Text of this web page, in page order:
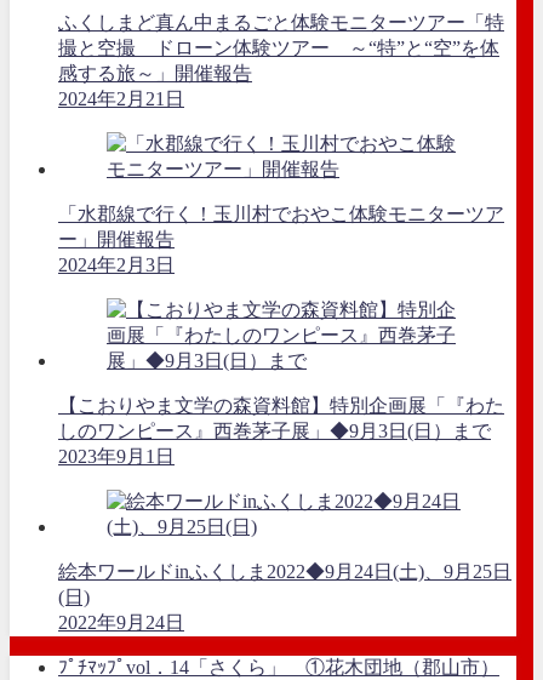
ふくしまど真ん中まるごと体験モニターツアー「特
撮と空撮 ドローン体験ツアー ～“特”と“空”を体
感する旅～」開催報告
2024年2月21日
「水郡線で行く！玉川村でおやこ体験モニターツア
ー」開催報告
2024年2月3日
【こおりやま文学の森資料館】特別企画展「『わた
しのワンピース』西巻茅子展」◆9月3日(日）まで
2023年9月1日
絵本ワールドinふくしま2022◆9月24日(土)、9月25日
(日)
2022年9月24日
ﾌﾟﾁﾏｯﾌﾟvol．14「さくら」 ①花木団地（郡山市）